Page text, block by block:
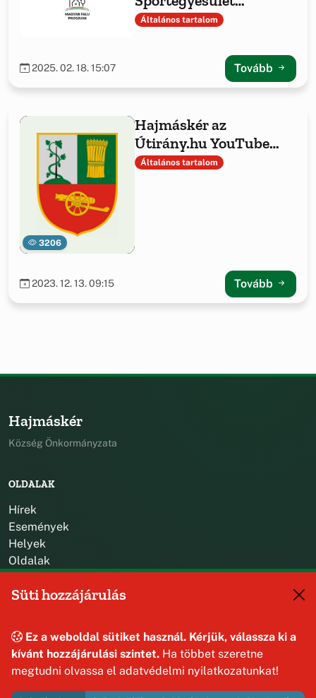
sporteszközök
Általános tartalom
2025. 02. 18. 15:07 Tovább
3206
Hajmáskér az
Útirány.hu YouTube
csatornán
Általános tartalom
2023. 12. 13. 09:15 Tovább
Hajmáskér
Község Önkormányzata
OLDALAK
Hírek
Események
Helyek
Oldalak
KIEGÉSZÍTÉS
Szerzői jogok
Adatvédelem
Süti hozzájárulás
Ez a weboldal sütiket használ. Kérjük, válassza ki a
kívánt hozzájárulási szintet. Ha többet szeretne
megtudni olvassa el adatvédelmi nyilatkozatunkat!